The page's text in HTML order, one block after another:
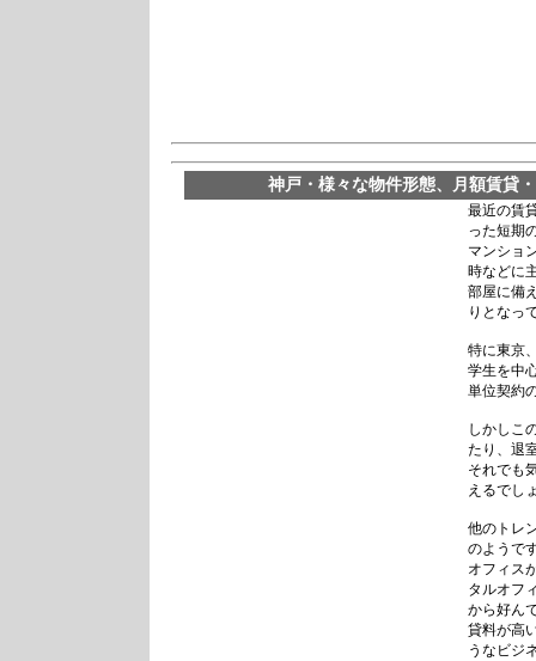
神戸・様々な物件形態、月額賃貸
最近の賃
った短期
マンショ
時などに
部屋に備
りとなっ
特に東京
学生を中
単位契約
しかしこ
たり、退
それでも
えるでし
他のトレ
のようで
オフィス
タルオフ
から好ん
貸料が高
うなビジ